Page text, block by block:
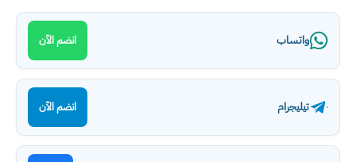
واتساب انضم الآن
تيليجرام انضم الآن